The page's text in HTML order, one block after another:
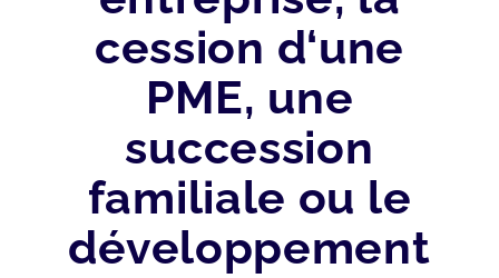
cession d‘une
PME, une
succession
familiale ou le
développement